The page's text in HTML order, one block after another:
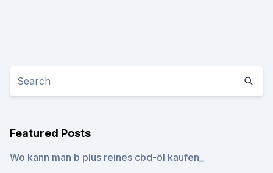
Featured Posts
Wo kann man b plus reines cbd-öl kaufen_